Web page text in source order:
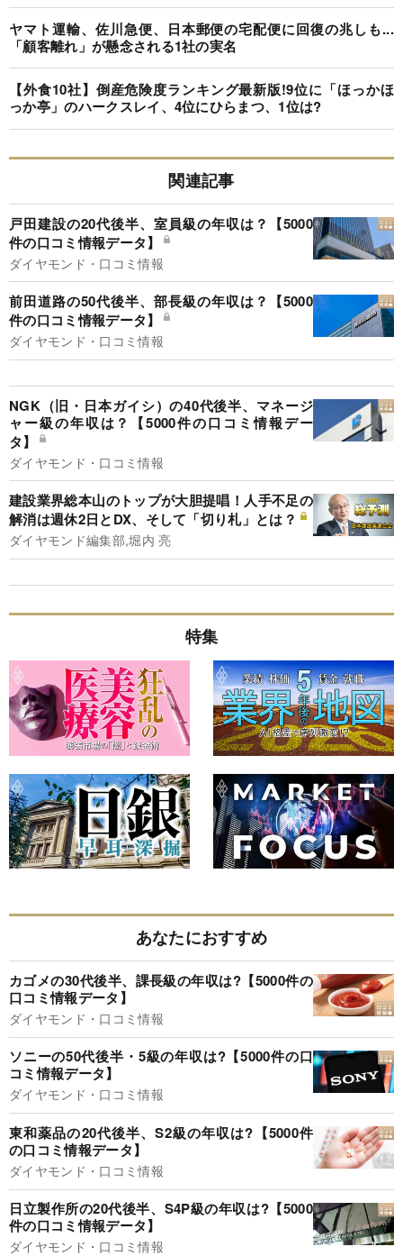
ヤマト運輸、佐川急便、日本郵便の宅配便に回復の兆しも...
「顧客離れ」が懸念される1社の実名
【外食10社】倒産危険度ランキング最新版!9位に「ほっかほ
っか亭」のハークスレイ、4位にひらまつ、1位は?
関連記事
戸田建設の20代後半、室員級の年収は？【5000
件の口コミ情報データ】
ダイヤモンド・口コミ情報
前田道路の50代後半、部長級の年収は？【5000
件の口コミ情報データ】
ダイヤモンド・口コミ情報
NGK（旧・日本ガイシ）の40代後半、マネージ
ャー級の年収は？【5000件の口コミ情報デー
タ】
ダイヤモンド・口コミ情報
建設業界総本山のトップが大胆提唱！人手不足の
解消は週休2日とDX、そして「切り札」とは？
ダイヤモンド編集部,堀内 亮
特集
あなたにおすすめ
カゴメの30代後半、課長級の年収は?【5000件の
口コミ情報データ】
ダイヤモンド・口コミ情報
ソニーの50代後半・5級の年収は?【5000件の口
コミ情報データ】
ダイヤモンド・口コミ情報
東和薬品の20代後半、S2級の年収は?【5000件
の口コミ情報データ】
ダイヤモンド・口コミ情報
日立製作所の20代後半、S4P級の年収は?【5000
件の口コミ情報データ】
ダイヤモンド・口コミ情報